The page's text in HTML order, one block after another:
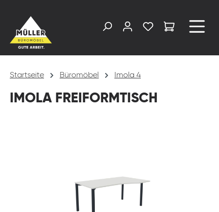
Startseite Büromöbel Imola 4
IMOLA FREIFORMTISCH